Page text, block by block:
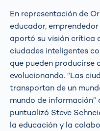
En representación de
educador,
aportó su visión crítica
ciudades inteligentes
que pueden producirse
evolucionando. “Las
transportan de un
mundo de información”
puntualizó Steve
la educación y la